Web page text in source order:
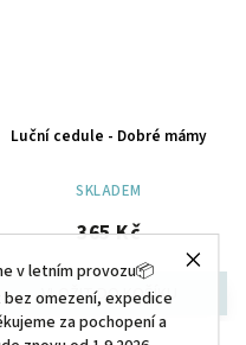
v letním provozu📦
omezení, expedice
za pochopení a
Luční cedule - Dobré mámy
SKLADEM
365 Kč